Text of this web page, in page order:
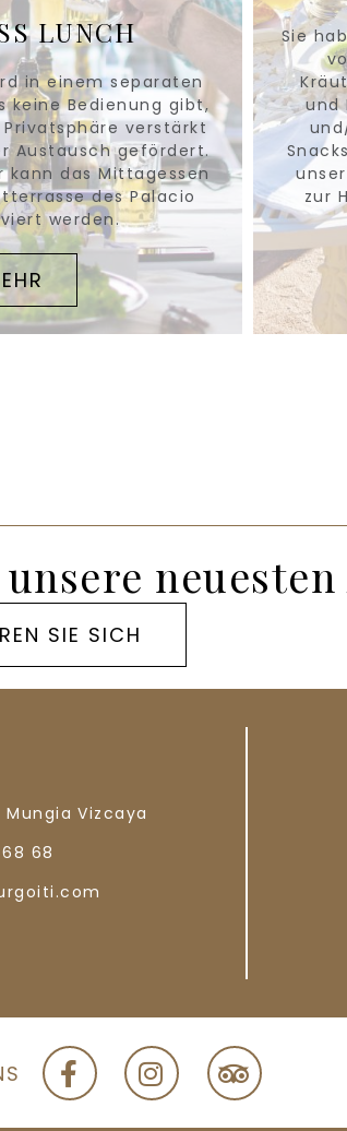
LUNCH
in einem separaten
keine Bedienung gibt,
verstärkt
Austausch gefördert.
kann das Mittagessen
des Palacio
werden.
Sie
und
zur
SIE SICH
Mungia Vizcaya
68